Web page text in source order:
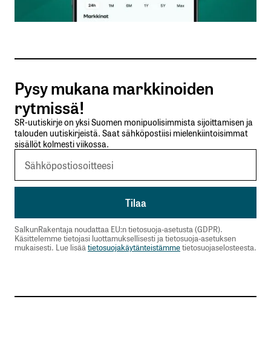
Sähköpostiosoitteesi
Tilaa SalkunRakentajan uutiskirje
Lähetä kommentti
Pysy mukana markkinoiden
rytmissä!
SR-uutiskirje on yksi Suomen monipuolisimmista sijoittamisen ja
talouden uutiskirjeistä. Saat sähköpostiisi mielenkiintoisimmat
sisällöt kolmesti viikossa.
SalkunRakentaja noudattaa EU:n tietosuoja-asetusta (GDPR).
Käsittelemme tietojasi luottamuksellisesti ja tietosuoja-asetuksen
mukaisesti. Lue lisää tietosuojakäytänteistämmetietosuojaselosteesta.